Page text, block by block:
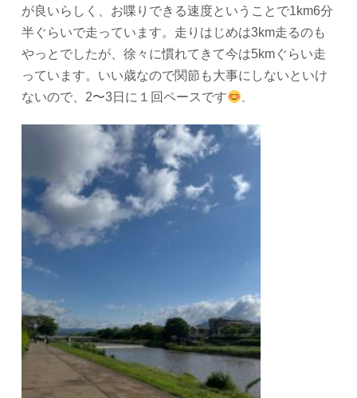
が良いらしく、お喋りできる速度ということで1km6分
半ぐらいで走っています。走りはじめは3km走るのも
やっとでしたが、徐々に慣れてきて今は5kmぐらい走
っています。いい歳なので関節も大事にしないといけ
ないので、2〜3日に１回ペースです
。